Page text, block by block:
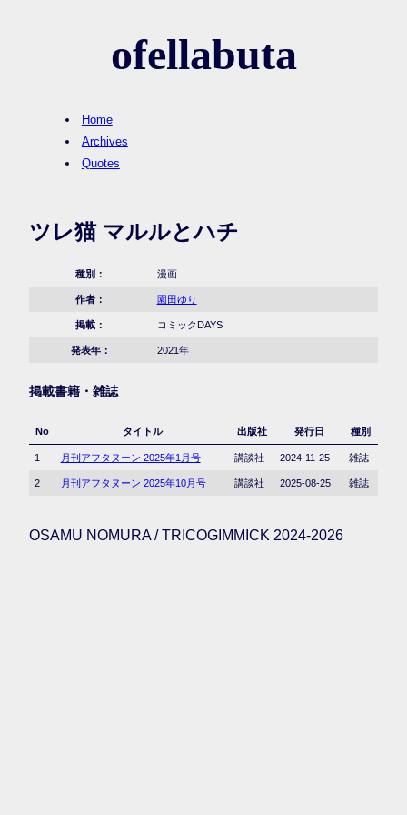
ofellabuta
Home
Archives
Quotes
ツレ猫 マルルとハチ
種別： 漫画
作者： 園田ゆり
掲載： コミックDAYS
発表年： 2021年
掲載書籍・雑誌
No タイトル 出版社 発行日 種別
1 月刊アフタヌーン 2025年1月号 講談社 2024-11-25 雑誌
2 月刊アフタヌーン 2025年10月号 講談社 2025-08-25 雑誌
OSAMU NOMURA / TRICOGIMMICK 2024-2026